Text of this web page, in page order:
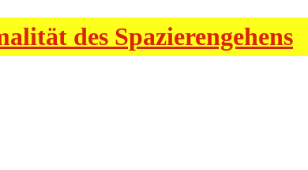
des Spazierengehens